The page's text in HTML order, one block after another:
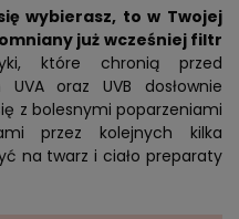
wybierasz, to w Twojej
już wcześniej filtr
które chronią przed
oraz UVB dosłownie
z bolesnymi poparzeniami
przez kolejnych kilka
na twarz i ciało preparaty